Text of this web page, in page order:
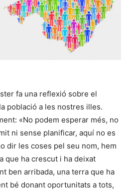
fa una reflexió sobre el
població a les nostres illes.
«No podem esperar més, no
ni sense planificar, aquí no es
dir les coses pel seu nom, hem
que ha crescut i ha deixat
ben arribada, una terra que ha
bé donant oportunitats a tots,